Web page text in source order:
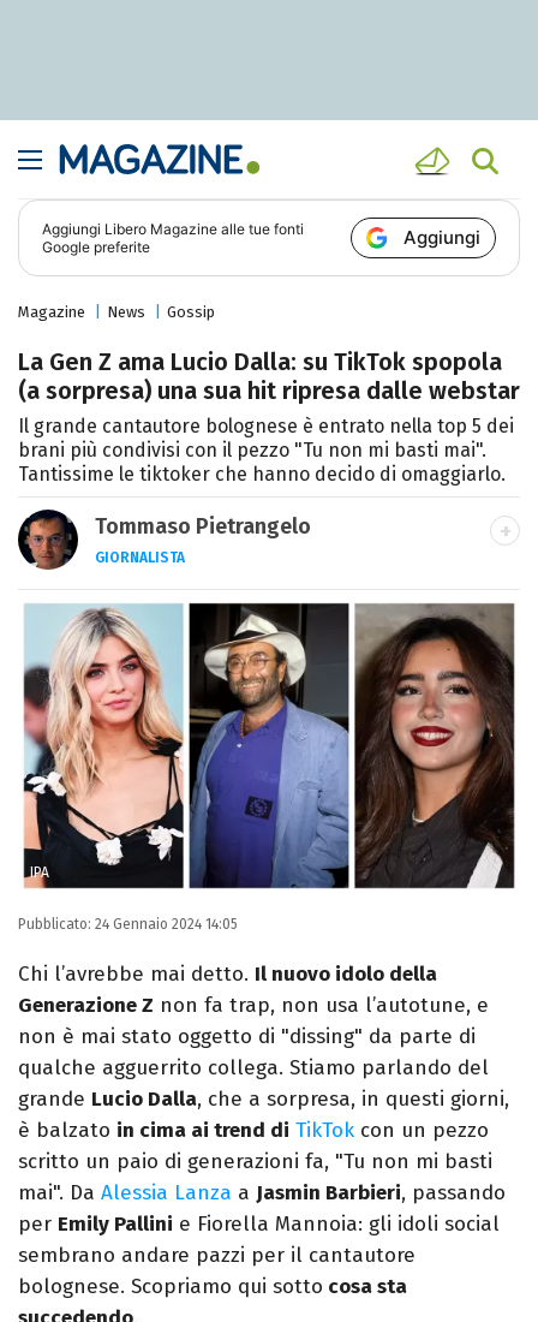
Aggiungi Libero Magazine alle tue fonti
Google preferite
Aggiungi
Magazine News Gossip
La Gen Z ama Lucio Dalla: su TikTok spopola
(a sorpresa) una sua hit ripresa dalle webstar
Il grande cantautore bolognese è entrato nella top 5 dei
brani più condivisi con il pezzo "Tu non mi basti mai".
Tantissime le tiktoker che hanno decido di omaggiarlo.
Tommaso Pietrangelo
GIORNALISTA
Autore, giornalista, cantautore. Laureato in
Letterature Straniere, è appassionato di
cinema, poesia e Shakespeare. Scrive
canzoni e ama i gatti.
IPA
Pubblicato: 24 Gennaio 2024 14:05
Chi l’avrebbe mai detto. Il nuovo idolo della
Generazione Z non fa trap, non usa l’autotune, e
non è mai stato oggetto di "dissing" da parte di
qualche agguerrito collega. Stiamo parlando del
grande Lucio Dalla, che a sorpresa, in questi giorni,
è balzato in cima ai trend di TikTok con un pezzo
scritto un paio di generazioni fa, "Tu non mi basti
mai". Da Alessia Lanza a Jasmin Barbieri, passando
per Emily Pallini e Fiorella Mannoia: gli idoli social
sembrano andare pazzi per il cantautore
bolognese. Scopriamo qui sotto cosa sta